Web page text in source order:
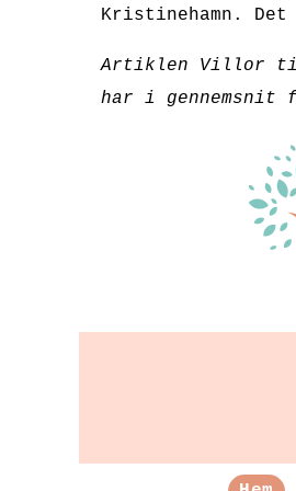
Kristinehamn.
Artiklen Villor till
har i gennemsnit